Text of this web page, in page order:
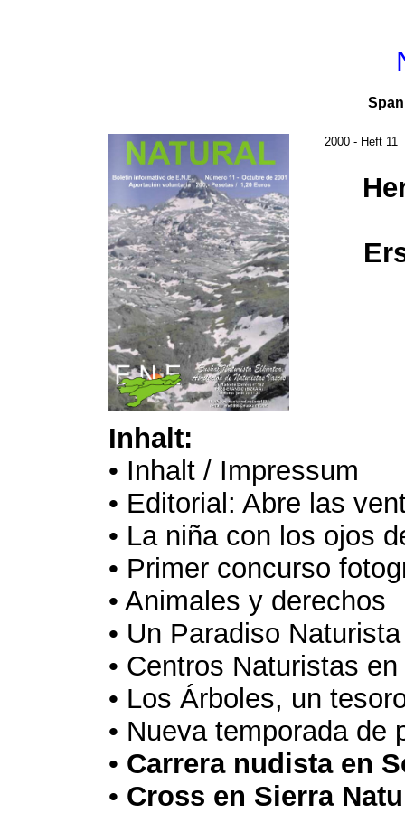
2000 - Heft 11
Inhalt:
• Inhalt / Impressum
• Editorial: Abre las
• La niña con los ojos
• Primer concurso
• Animales y derechos
• Un Paradiso
• Centros Naturistas
• Los Árboles, un
• Nueva temporada de
• Carrera nudista en
• Cross en Sierra